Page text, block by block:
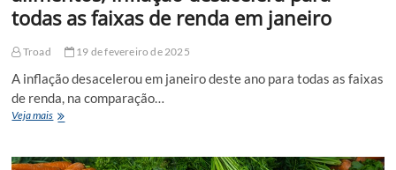
todas as faixas de renda em janeiro
Troad 19 de fevereiro de 2025
A inflação desacelerou em janeiro deste ano para todas as faixas
de renda, na comparação…
Veja maisMesmo
de